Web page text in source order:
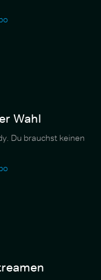
Wahl
Du brauchst keinen